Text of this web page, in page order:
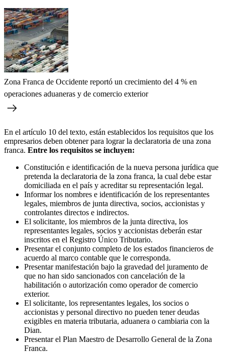
Zona Franca de Occidente reportó un crecimiento del 4 % en
operaciones aduaneras y de comercio exterior
En el artículo 10 del texto, están establecidos los requisitos que los
empresarios deben obtener para lograr la declaratoria de una zona
franca. Entre los requisitos se incluyen:
Constitución e identificación de la nueva persona jurídica que
pretenda la declaratoria de la zona franca, la cual debe estar
domiciliada en el país y acreditar su representación legal.
Informar los nombres e identificación de los representantes
legales, miembros de junta directiva, socios, accionistas y
controlantes directos e indirectos.
El solicitante, los miembros de la junta directiva, los
representantes legales, socios y accionistas deberán estar
inscritos en el Registro Único Tributario.
Presentar el conjunto completo de los estados financieros de
acuerdo al marco contable que le corresponda.
Presentar manifestación bajo la gravedad del juramento de
que no han sido sancionados con cancelación de la
habilitación o autorización como operador de comercio
exterior.
El solicitante, los representantes legales, los socios o
accionistas y personal directivo no pueden tener deudas
exigibles en materia tributaria, aduanera o cambiaria con la
Dian.
Presentar el Plan Maestro de Desarrollo General de la Zona
Franca.